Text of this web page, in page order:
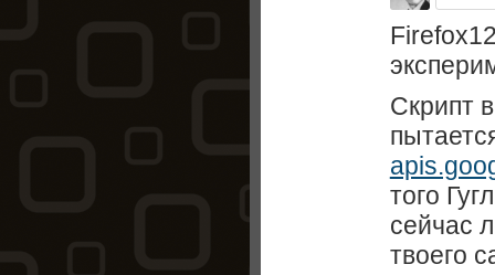
Скрипт
того
сейчас
твоего